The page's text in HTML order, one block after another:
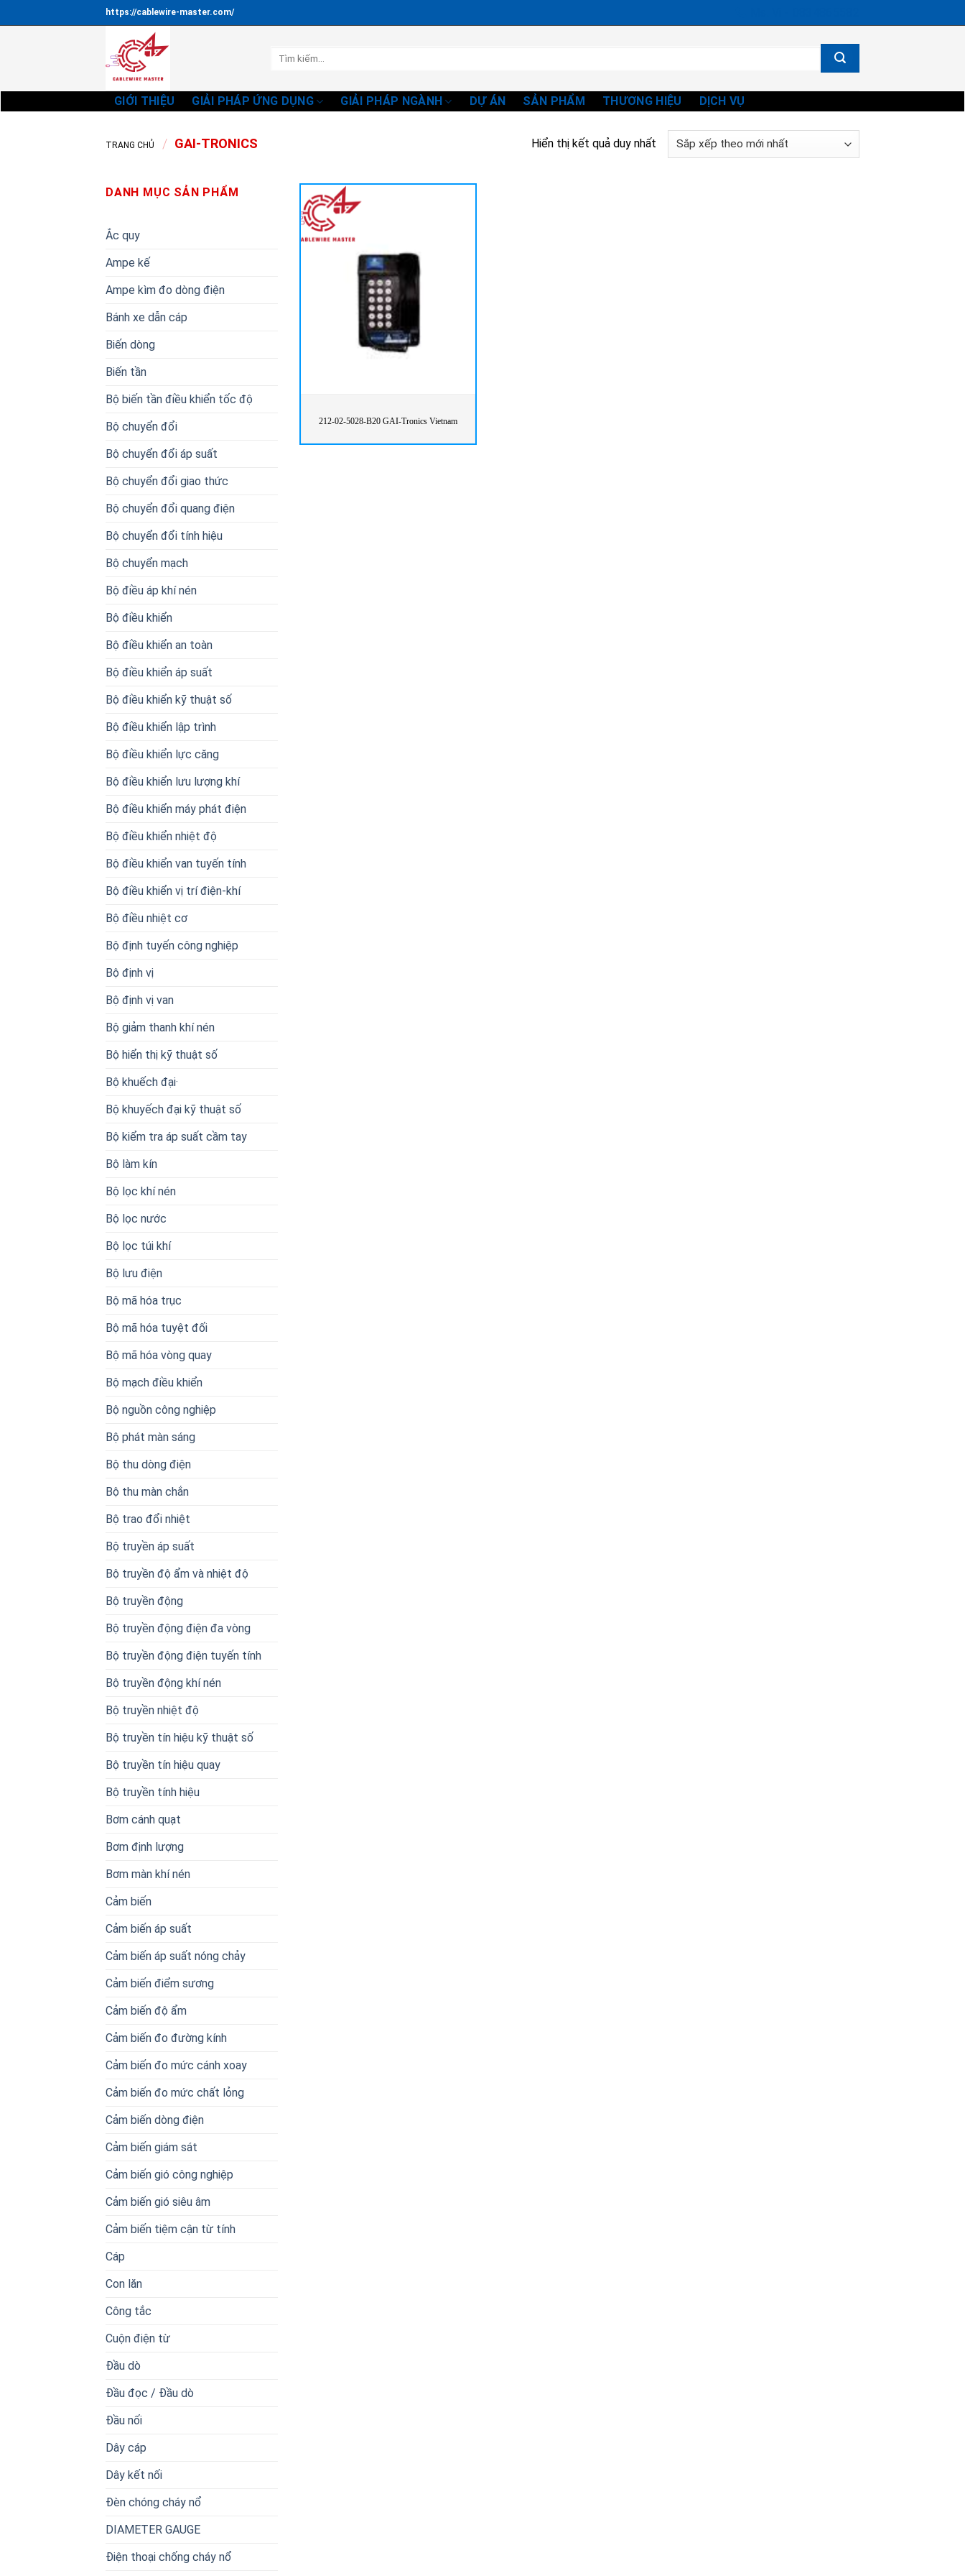
qua
https://cablewire-master.com/
GIỚI THIỆU GIẢI PHÁP ỨNG DỤNG GIẢI PHÁP NGÀNH DỰ ÁN SẢN PHẨM THƯƠNG HIỆU DỊCH VỤ
TRANG CHỦ / GAI-TRONICS Hiển thị kết quả duy nhất
DANH MỤC SẢN PHẨM
Ắc quy
Ampe kế
Ampe kìm đo dòng điện
Bánh xe dẫn cáp
Biến dòng
Biến tần
Bộ biến tần điều khiển tốc độ
Bộ chuyển đổi
Bộ chuyển đổi áp suất
Bộ chuyển đổi giao thức
Bộ chuyển đổi quang điện
Bộ chuyển đổi tính hiệu
Bộ chuyển mạch
Bộ điều áp khí nén
Bộ điều khiển
Bộ điều khiển an toàn
Bộ điều khiển áp suất
Bộ điều khiển kỹ thuật số
Bộ điều khiển lập trình
Bộ điều khiển lực căng
Bộ điều khiển lưu lượng khí
Bộ điều khiển máy phát điện
Bộ điều khiển nhiệt độ
Bộ điều khiển van tuyến tính
Bộ điều khiển vị trí điện-khí
Bộ điều nhiệt cơ
Bộ định tuyến công nghiệp
Bộ định vị
Bộ định vị van
Bộ giảm thanh khí nén
Bộ hiển thị kỹ thuật số
Bộ khuếch đại·
Bộ khuyếch đại kỹ thuật số
Bộ kiểm tra áp suất cầm tay
Bộ làm kín
Bộ lọc khí nén
Bộ lọc nước
Bộ lọc túi khí
Bộ lưu điện
Bộ mã hóa trục
Bộ mã hóa tuyệt đối
Bộ mã hóa vòng quay
Bộ mạch điều khiển
Bộ nguồn công nghiệp
Bộ phát màn sáng
Bộ thu dòng điện
Bộ thu màn chắn
Bộ trao đổi nhiệt
Bộ truyền áp suất
Bộ truyền độ ẩm và nhiệt độ
Bộ truyền động
Bộ truyền động điện đa vòng
Bộ truyền động điện tuyến tính
Bộ truyền động khí nén
Bộ truyền nhiệt độ
Bộ truyền tín hiệu kỹ thuật số
Bộ truyền tín hiệu quay
Bộ truyền tính hiệu
Bơm cánh quạt
Bơm định lượng
Bơm màn khí nén
Cảm biến
Cảm biến áp suất
Cảm biến áp suất nóng chảy
Cảm biến điểm sương
Cảm biến độ ẩm
Cảm biến đo đường kính
Cảm biến đo mức cánh xoay
Cảm biến đo mức chất lỏng
Cảm biến dòng điện
Cảm biến giám sát
Cảm biến gió công nghiệp
Cảm biến gió siêu âm
Cảm biến tiệm cận từ tính
Cáp
Con lăn
Công tắc
Cuộn điện từ
Đầu dò
Đầu đọc / Đầu dò
Đầu nối
Dây cáp
Dây kết nối
Đèn chóng cháy nổ
DIAMETER GAUGE
Điện thoại chống cháy nổ
212-02-5028-B20 GAI-Tronics Vietnam